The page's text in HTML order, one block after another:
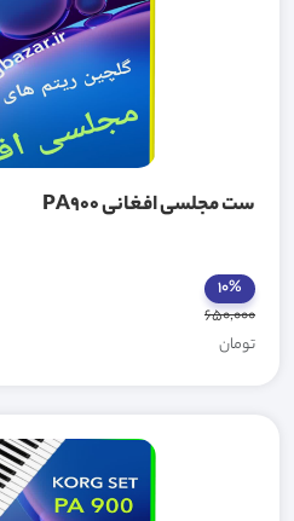
ست مجلسی افغانی PA900
10%
650,000
تومان